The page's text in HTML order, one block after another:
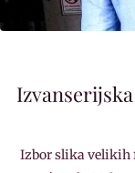
Izbor slika velikih